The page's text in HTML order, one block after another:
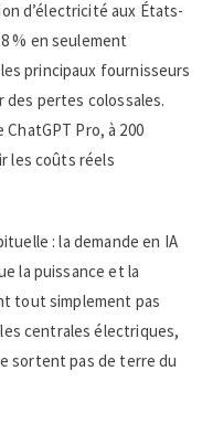
d’électricité aux États-
% en seulement
principaux fournisseurs
des pertes colossales.
Pro, à 200
les coûts réels
: la demande en IA
la puissance et la
tout simplement pas
centrales électriques,
sortent pas de terre du